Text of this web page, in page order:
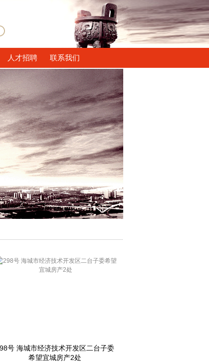
人才招聘 联系我们
号 海城市经济技术开发区二台子委
希望宜城房产2处